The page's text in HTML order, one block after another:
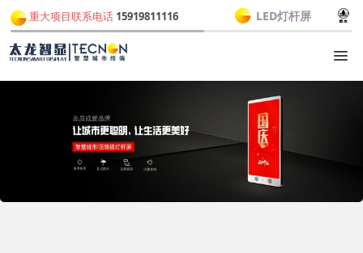
重大项目联系电话 15919811116 LED灯杆屏